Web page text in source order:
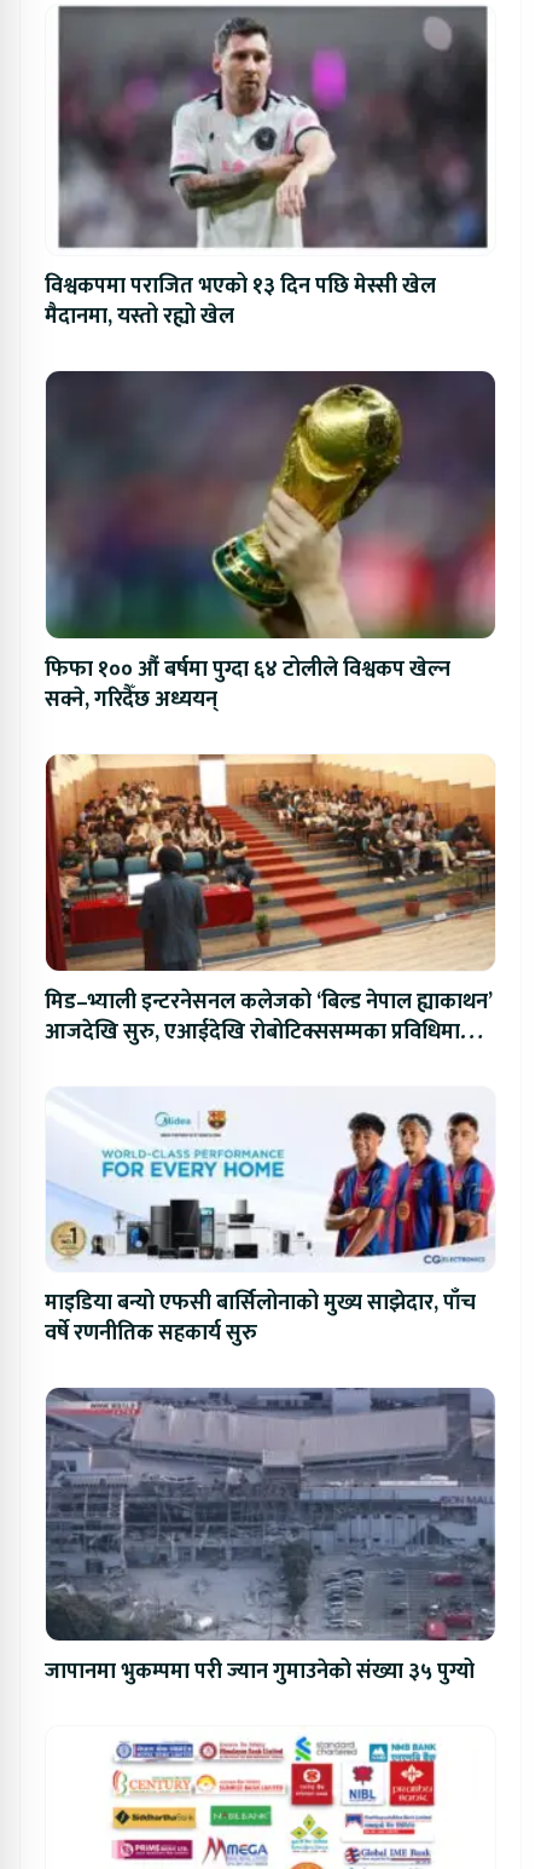
विश्वकपमा पराजित भएको १३ दिन पछि मेस्सी खेल
मैदानमा, यस्तो रह्यो खेल
फिफा १०० औं बर्षमा पुग्दा ६४ टोलीले विश्वकप खेल्न
सक्ने, गरिदैँछ अध्ययन्
मिड–भ्याली इन्टरनेसनल कलेजको ‘बिल्ड नेपाल ह्याकाथन’
आजदेखि सुरु, एआईदेखि रोबोटिक्ससम्मका प्रविधिमा
माइडिया बन्यो एफसी बार्सिलोनाको मुख्य साझेदार, पाँच
वर्षे रणनीतिक सहकार्य सुरु
जापानमा भुकम्पमा परी ज्यान गुमाउनेको संख्या ३५ पुग्यो